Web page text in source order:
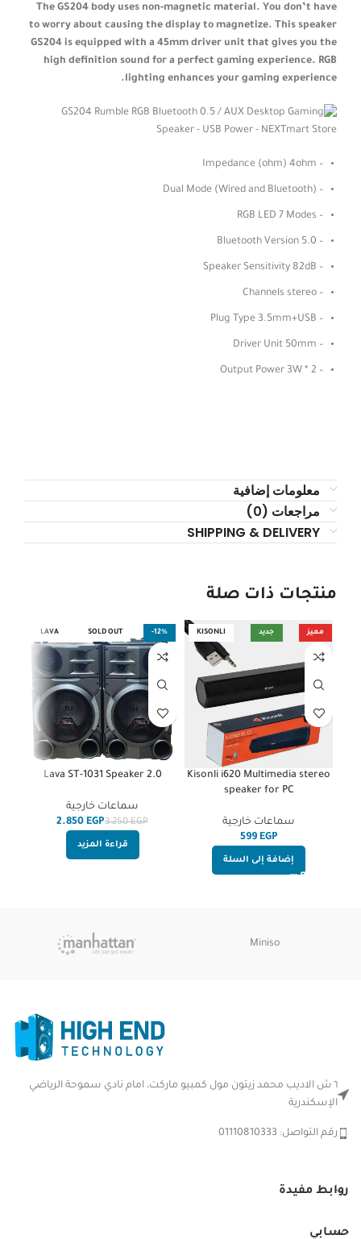
The GS204 body uses non-magnetic material. You don’t have
to worry about causing the display to magnetize. This speaker
GS204 is equipped with a 45mm driver unit that gives you the
high definition sound for a perfect gaming experience. RGB
lighting enhances your gaming experience.
– Impedance (ohm) 4ohm
– Dual Mode (Wired and Bluetooth)
– RGB LED 7 Modes
– Bluetooth Version 5.0
– Speaker Sensitivity 82dB
– Channels stereo
– Plug Type 3.5mm+USB
– Driver Unit 50mm
– Output Power 3W * 2
معلومات إضافية
مراجعات (0)
SHIPPING & DELIVERY
منتجات ذات صلة
مميز جديد KISONLI
Kisonli i620 Multimedia stereo
speaker for PC
سماعات خارجية
EGP
إضافة إلى السلة
-12%
SOLD OUT
LAVA
Lava ST-1031 Speaker 2.0
سماعات خارجية
3.250EGP
2.850 EGP
قراءة المزيد
Miniso
٦ ش الاديب محمد زيتون مول كمبيو ماركت، امام نادي سموحة الرياضي
الإسكندرية
رقم التواصل: 01110810333
روابط مفيدة
حسابي